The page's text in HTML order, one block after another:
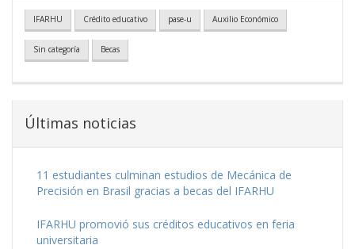
IFARHU Crédito educativo pase-u Auxilio Económico
Sin categoría Becas
Últimas noticias
11 estudiantes culminan estudios de Mecánica de
Precisión en Brasil gracias a becas del IFARHU
IFARHU promovió sus créditos educativos en feria
universitaria